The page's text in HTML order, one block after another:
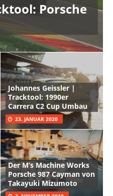
Porsche
Johannes Geissler |
Tracktool: 1990er
Carrera C2 Cup Umbau
23. JANUAR 2020
Der M’s Machine Works
Porsche 987 Cayman von
Takayuki Mizumoto